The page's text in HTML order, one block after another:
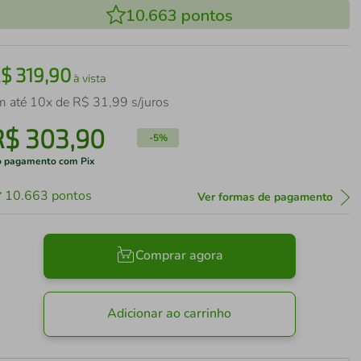
10.663 pontos
319,90à vista
até 10x de R$ 31,99 s/juros
303,90 -5%
pagamento com Pix
10.663 pontos Ver formas de pagamento
Comprar agora
Adicionar ao carrinho